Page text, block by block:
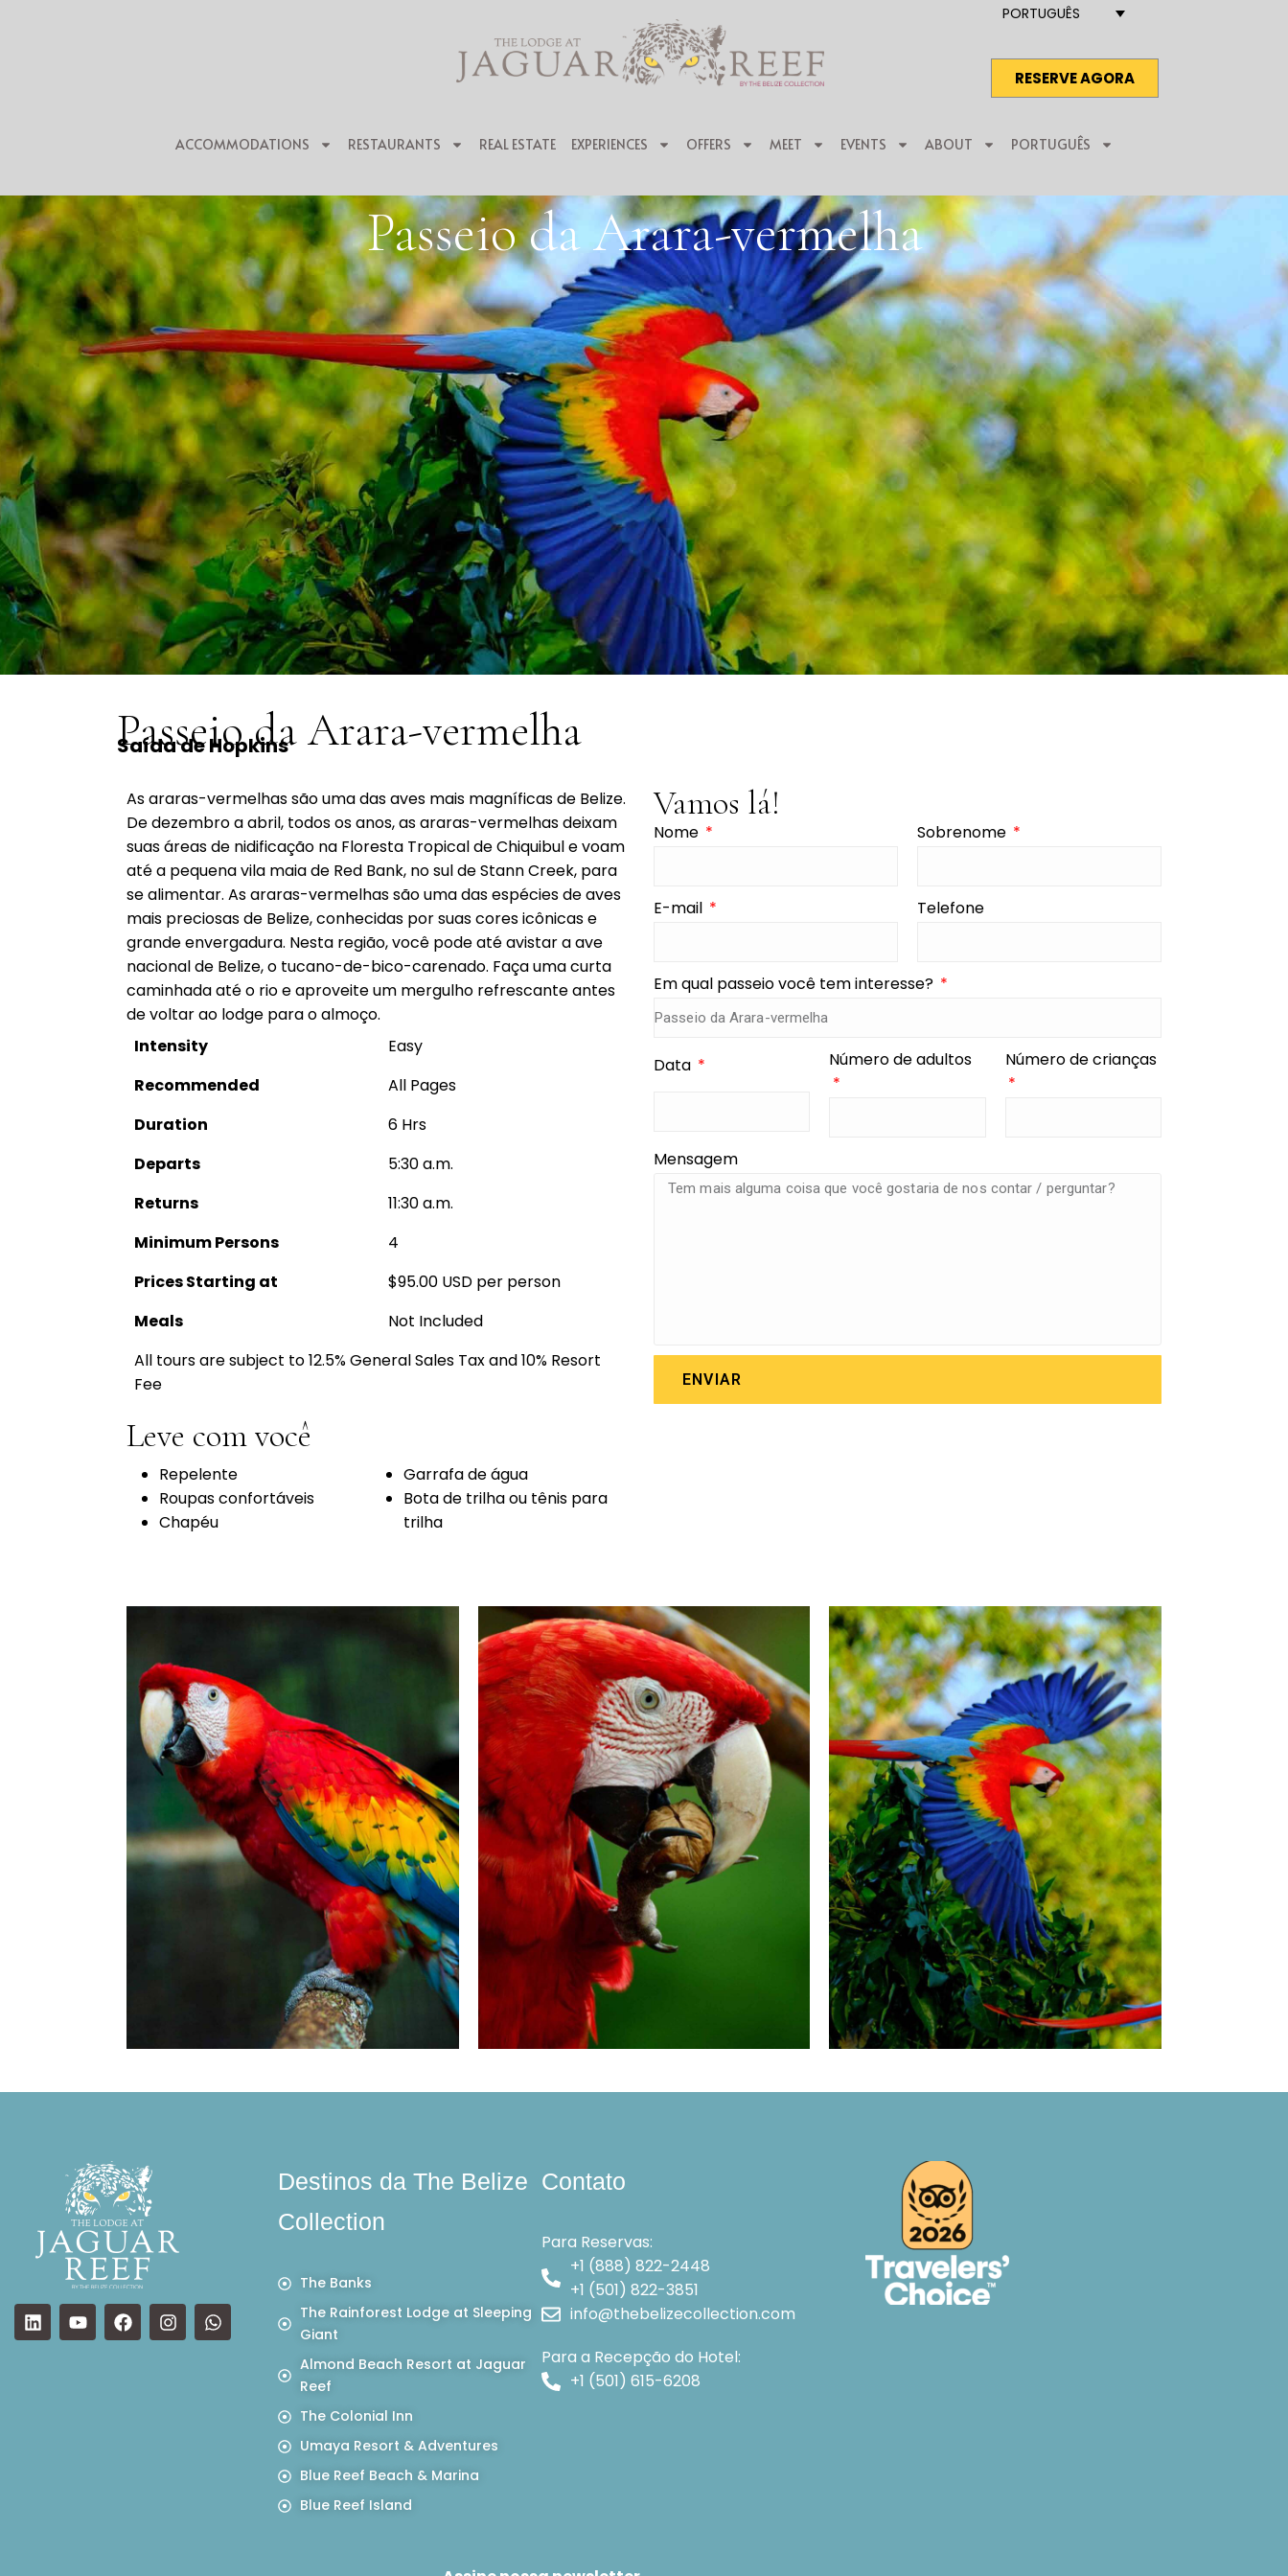
PORTUGUÊS
RESERVE AGORA
ACCOMMODATIONS RESTAURANTS REAL ESTATE EXPERIENCES OFFERS MEET EVENTS ABOUT PORTUGUÊS
Passeio da Arara-vermelha
Passeio da Arara-vermelha
Saída de Hopkins
As araras-vermelhas são uma das aves mais magníficas de Belize.
De dezembro a abril, todos os anos, as araras-vermelhas deixam
suas áreas de nidificação na Floresta Tropical de Chiquibul e voam
até a pequena vila maia de Red Bank, no sul de Stann Creek, para
se alimentar. As araras-vermelhas são uma das espécies de aves
mais preciosas de Belize, conhecidas por suas cores icônicas e
grande envergadura. Nesta região, você pode até avistar a ave
nacional de Belize, o tucano-de-bico-carenado. Faça uma curta
caminhada até o rio e aproveite um mergulho refrescante antes
de voltar ao lodge para o almoço.
Intensity
Easy
Recommended
All Pages
Duration
6 Hrs
Departs
5:30 a.m.
Returns
11:30 a.m.
Minimum Persons
4
Prices Starting at
$95.00 USD per person
Meals
Not Included
All tours are subject to 12.5% General Sales Tax and 10% Resort
Fee
Leve com você
Repelente
Roupas confortáveis
Chapéu
Garrafa de água
Bota de trilha ou tênis para
trilha
Vamos lá!
Nome Sobrenome
E-mail Telefone
Em qual passeio você tem interesse?
Data Número de adultos Número de crianças
Mensagem
ENVIAR
Destinos da The Belize
Collection
The Banks
The Rainforest Lodge at Sleeping
Giant
Almond Beach Resort at Jaguar
Reef
The Colonial Inn
Umaya Resort & Adventures
Blue Reef Beach & Marina
Blue Reef Island
Contato
Para Reservas:
+1 (888) 822-2448
+1 (501) 822-3851
info@thebelizecollection.com
Para a Recepção do Hotel:
+1 (501) 615-6208